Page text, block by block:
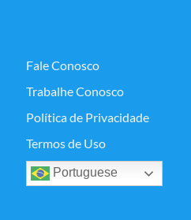
Fale Conosco
Trabalhe Conosco
Política de Privacidade
Termos de Uso
Portuguese